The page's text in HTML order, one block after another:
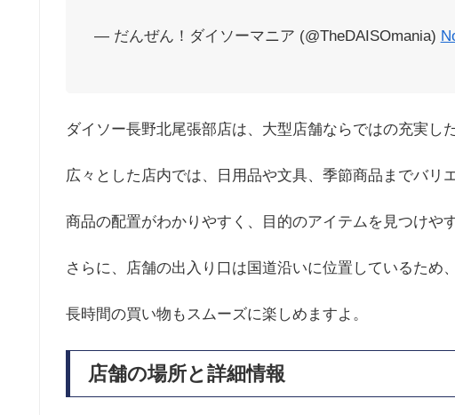
— だんぜん！ダイソーマニア (@TheDAISOmania)
ダイソー長野北尾張部店は、大型店舗ならではの充実し
広々とした店内では、日用品や文具、季節商品までバリ
商品の配置がわかりやすく、目的のアイテムを見つけや
さらに、店舗の出入り口は国道沿いに位置しているため
長時間の買い物もスムーズに楽しめますよ。
店舗の場所と詳細情報